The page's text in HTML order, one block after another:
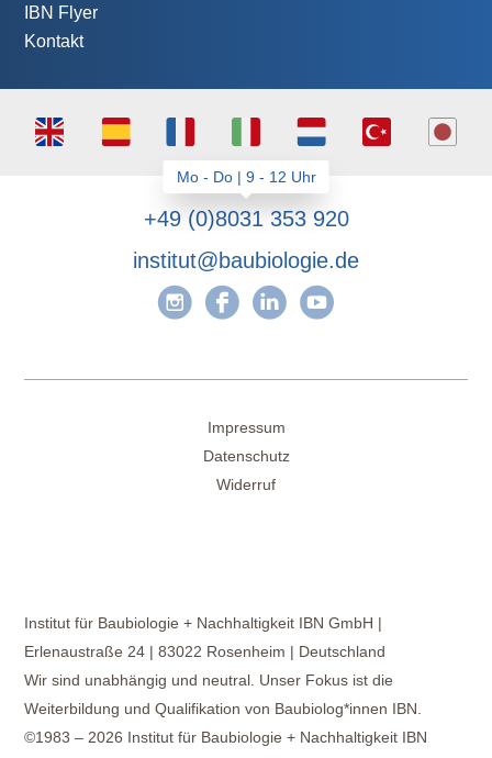
IBN Flyer
Kontakt
+49 (0)8031 353 920
institut@baubiologie.de
Impressum
Datenschutz
Widerruf
Institut für Baubiologie + Nachhaltigkeit IBN GmbH |
Erlenaustraße 24 | 83022 Rosenheim | Deutschland
Wir sind unabhängig und neutral. Unser Fokus ist die
Weiterbildung und Qualifikation von Baubiolog*innen IBN.
©1983 – 2026 Institut für Baubiologie + Nachhaltigkeit IBN